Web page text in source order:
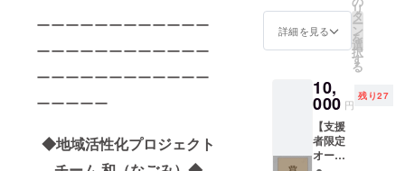
ーーーーーーーーーーーー
ーーーーーーーーーーーー
ーーーーーーーーーーーー
ーーーーー
◆地域活性化プロジェクト
待ちく
い！
す）
オンラ
Google
Meetを
使用し
ます。
クラウ
ドファ
意した
特別な
シール
サイ
4,8cm×
4,8cm
ターン
になり
ます！
ルTシャ
ツは、
私たち
が作業
すると
きに着
詳細を見る
リ
タ
ー
ン
を
選
択
す
る
10,
000 円
残り27
【支援
者限定
オープ